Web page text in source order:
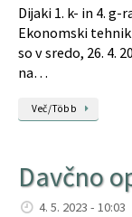
Dijaki 1. k- in 4.
Ekonomski
so v sredo, 26. 4.
na…
Več/Több
Davčno
4. 5. 2023 - 10:03